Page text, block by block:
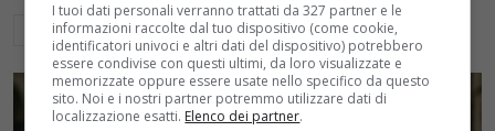
Leggi di più
I tuoi dati personali verranno trattati da 327 partner e le
informazioni raccolte dal tuo dispositivo (come cookie,
identificatori univoci e altri dati del dispositivo) potrebbero
essere condivise con questi ultimi, da loro visualizzate e
memorizzate oppure essere usate nello specifico da questo
sito. Noi e i nostri partner potremmo utilizzare dati di
localizzazione esatti. Elenco dei partner.